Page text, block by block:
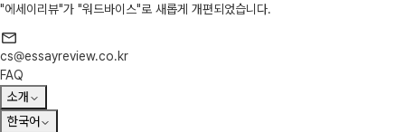
"에세이리뷰"가 "워드바이스"로 새롭게 개편되었습니다.
cs@essayreview.co.kr
FAQ
소개
한국어